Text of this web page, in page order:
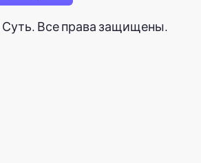
Все права защищены.